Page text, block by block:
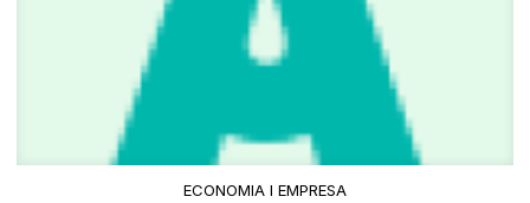
ECONOMIA I EMPRESA